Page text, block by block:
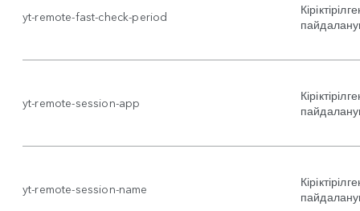
yt-remote-fast-check-period
yt-remote-session-app
yt-remote-session-name